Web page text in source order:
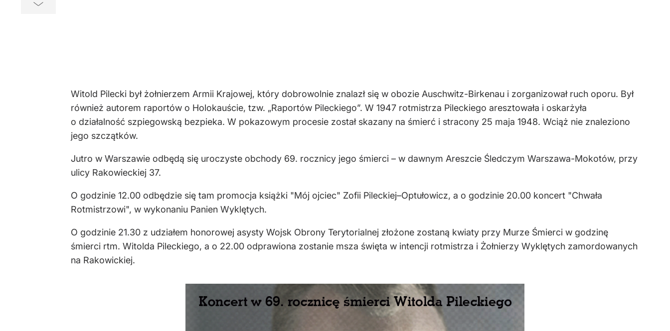
Witold Pilecki był żołnierzem Armii Krajowej, który dobrowolnie znalazł się w obozie Auschwitz-Birkenau i zorganizował ruch oporu. Był
również autorem raportów o Holokauście, tzw. „Raportów Pileckiego”. W 1947 rotmistrza Pileckiego aresztowała i oskarżyła
o działalność szpiegowską bezpieka. W pokazowym procesie został skazany na śmierć i stracony 25 maja 1948. Wciąż nie znaleziono
jego szczątków.
Jutro w Warszawie odbędą się uroczyste obchody 69. rocznicy jego śmierci – w dawnym Areszcie Śledczym Warszawa-Mokotów, przy
ulicy Rakowieckiej 37.
O godzinie 12.00 odbędzie się tam promocja książki "Mój ojciec" Zofii Pileckiej–Optułowicz, a o godzinie 20.00 koncert "Chwała
Rotmistrzowi", w wykonaniu Panien Wyklętych.
O godzinie 21.30 z udziałem honorowej asysty Wojsk Obrony Terytorialnej złożone zostaną kwiaty przy Murze Śmierci w godzinę
śmierci rtm. Witolda Pileckiego, a o 22.00 odprawiona zostanie msza święta w intencji rotmistrza i Żołnierzy Wyklętych zamordowanych
na Rakowickiej.